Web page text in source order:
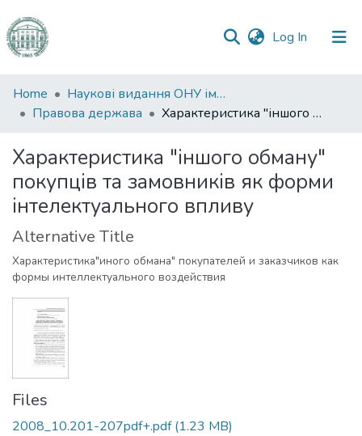
Log In (current)
Communities
&
All of DSpace
Statistics
Home
Наукові видання ОНУ імені І. І. Мечникова
Правова держава
Характеристика "іншого обману" покупців та замовників як форми інтелектуального впливу
Характеристика "іншого обману"
покупців та замовників як форми
інтелектуального впливу
Alternative Title
Характеристика"иного обмана" покупателей и заказчиков как
формы интеллектуального воздействия
Files
2008_10.201-207pdf+.pdf(1.23 MB)